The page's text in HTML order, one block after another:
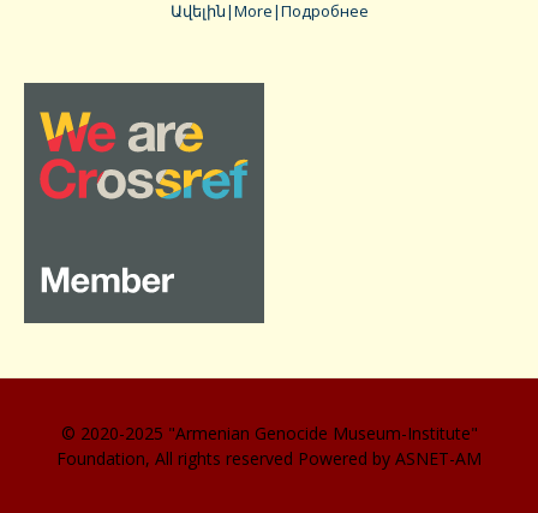
Ավելին|More|Подробнее
© 2020-2025 "Armenian Genocide Museum-Institute"
Foundation, All rights reserved Powered by ASNET-AM